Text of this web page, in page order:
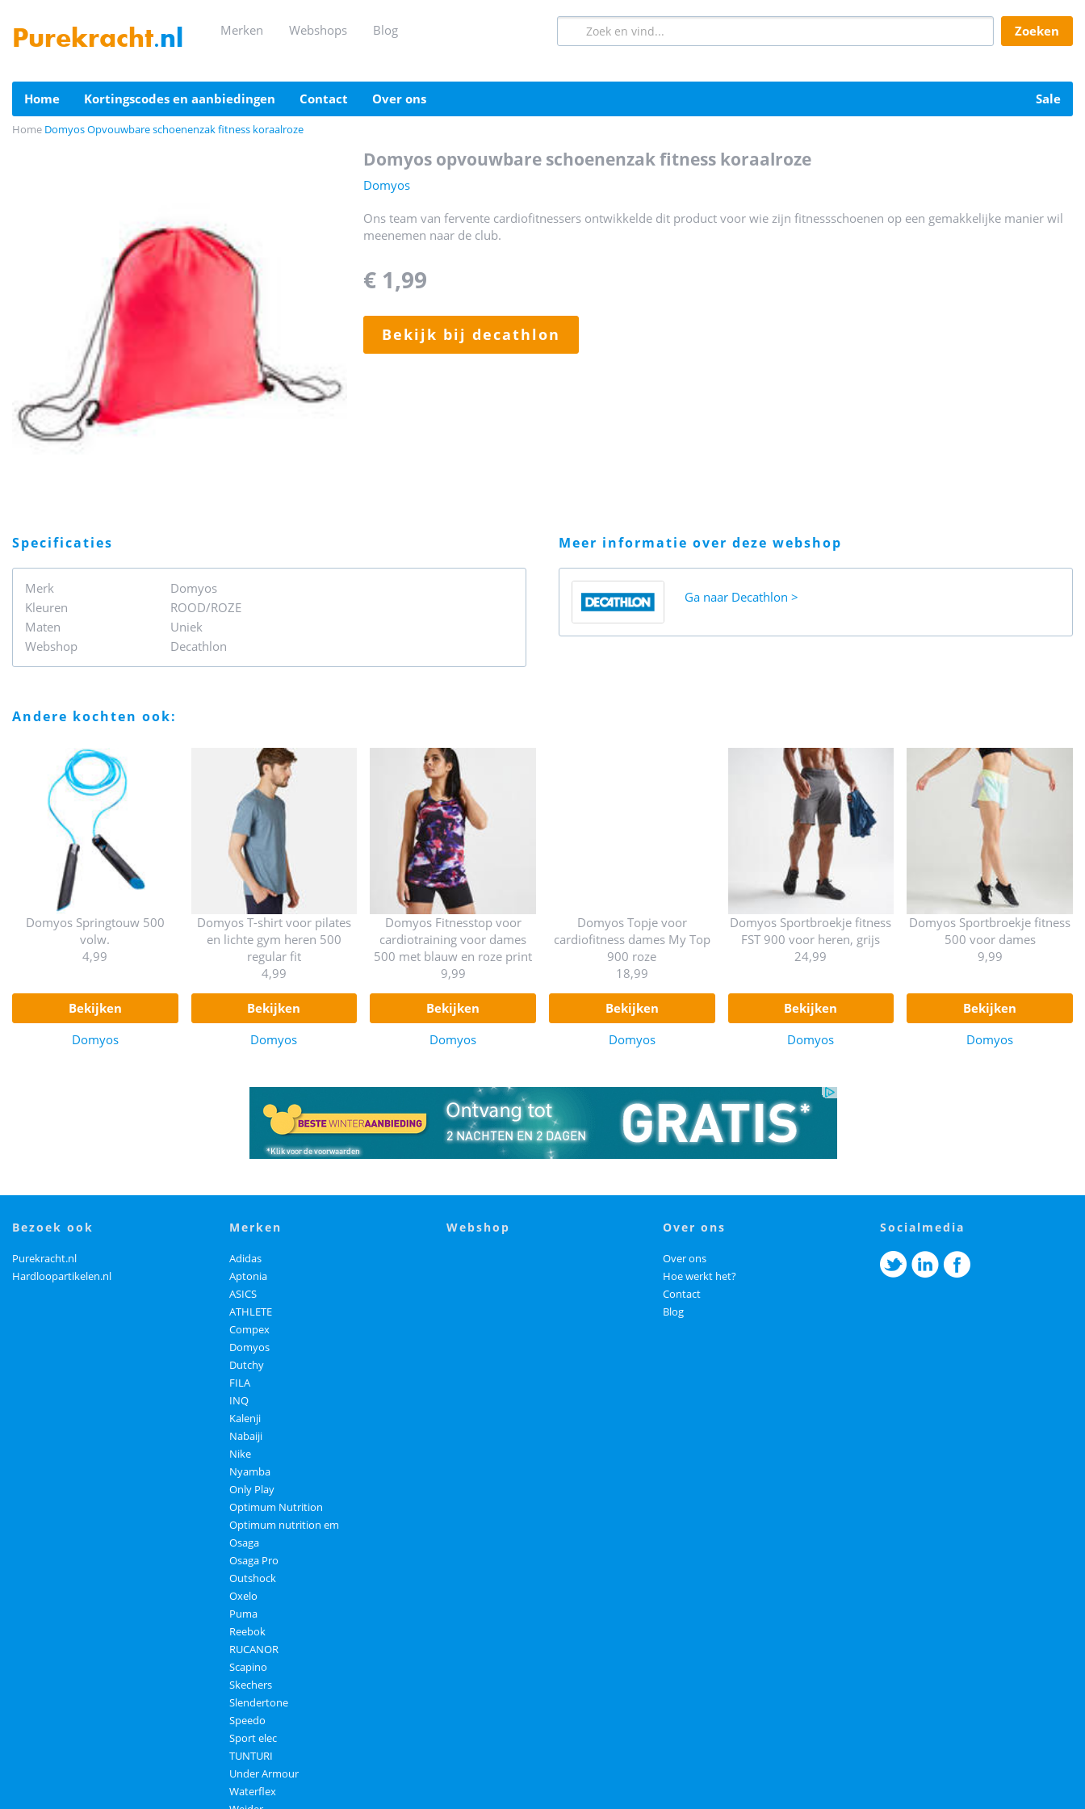
Purekracht.nl merken webshops blog zoeken
home kortingscodes en aanbiedingen contact over ons sale
Home Domyos Opvouwbare schoenenzak fitness koraalroze
domyos opvouwbare schoenenzak fitness koraalroze
Domyos
Ons team van fervente cardiofitnessers ontwikkelde dit product voor wie zijn fitnessschoenen op een gemakkelijke manier wil
meenemen naar de club.
€ 1,99
bekijk bij decathlon
specificaties
Merk
Domyos
Kleuren
ROOD/ROZE
Maten
Uniek
Webshop
Decathlon
meer informatie over deze webshop
Ga naar Decathlon
andere kochten ook:
Domyos Springtouw 500
volw.
4,99
bekijken
Domyos
Domyos T-shirt voor pilates
en lichte gym heren 500
regular fit
4,99
bekijken
Domyos
Domyos Fitnesstop voor
cardiotraining voor dames
500 met blauw en roze print
9,99
bekijken
Domyos
Domyos Topje voor
cardiofitness dames My Top
900 roze
18,99
bekijken
Domyos
Domyos Sportbroekje fitness
FST 900 voor heren, grijs
24,99
bekijken
Domyos
Domyos Sportbroekje fitness
500 voor dames
9,99
bekijken
Domyos
bezoek ook
Purekracht.nl
Hardloopartikelen.nl
merken
Adidas
Aptonia
ASICS
ATHLETE
Compex
Domyos
Dutchy
FILA
INQ
Kalenji
Nabaiji
Nike
Nyamba
Only Play
Optimum Nutrition
Optimum nutrition em
Osaga
Osaga Pro
Outshock
Oxelo
Puma
Reebok
RUCANOR
Scapino
Skechers
Slendertone
Speedo
Sport elec
TUNTURI
Under Armour
Waterflex
webshop over ons
Over ons
Hoe werkt het?
Contact
Blog
socialmedia